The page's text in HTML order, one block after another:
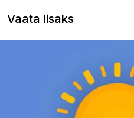
Vaata lisaks